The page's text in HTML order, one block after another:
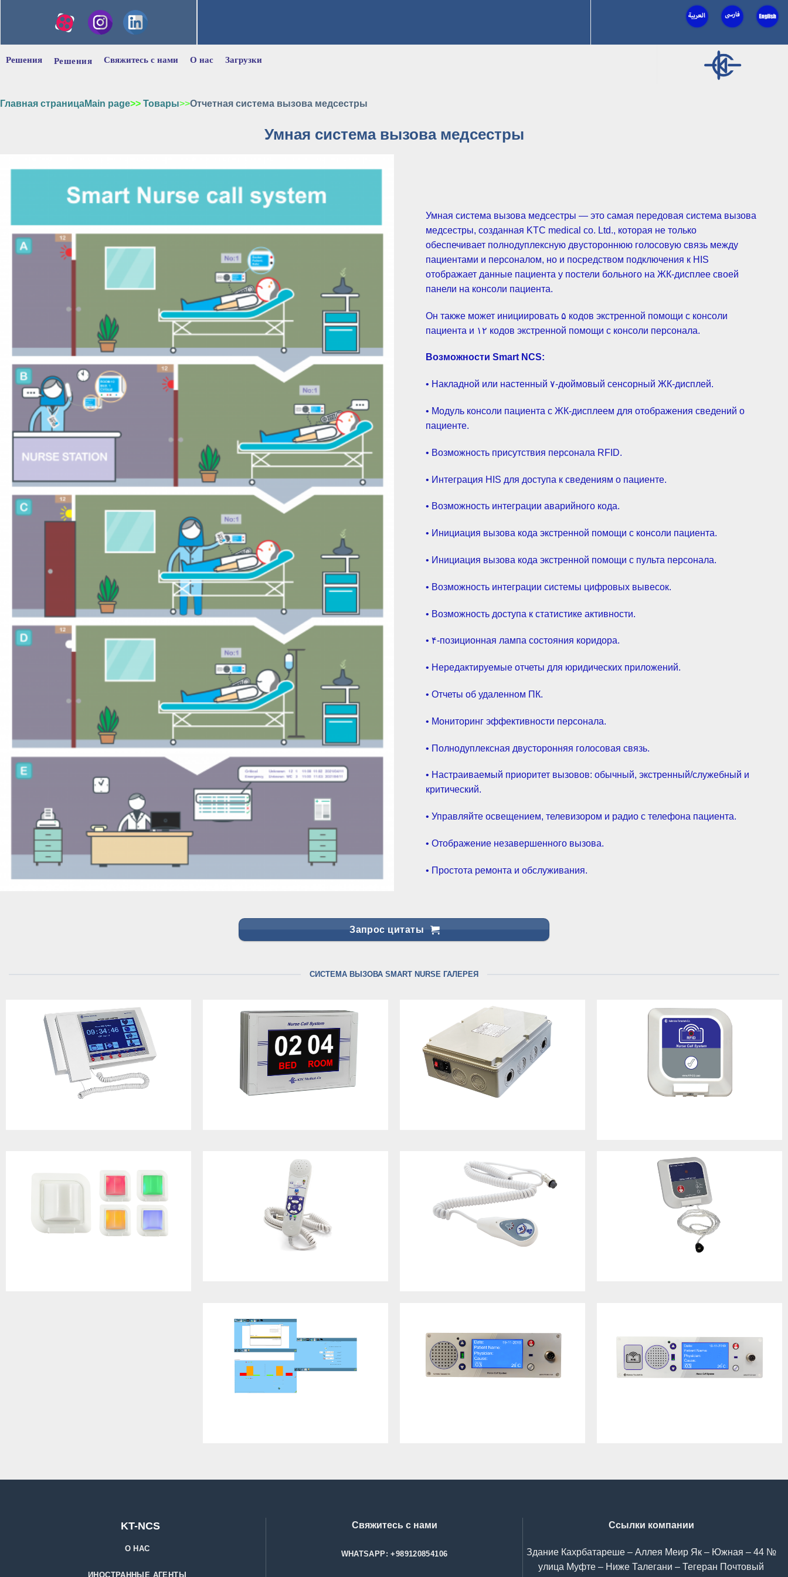
Решения Решения Свяжитесь с нами О нас Загрузки
Главная страницаMain page>> Товары>>Отчетная система вызова медсестры
Умная система вызова медсестры
Умная система вызова медсестры — это самая передовая система вызова
медсестры, созданная KTC medical co. Ltd., которая не только
обеспечивает полнодуплексную двустороннюю голосовую связь между
пациентами и персоналом, но и посредством подключения к HIS
отображает данные пациента у постели больного на ЖК-дисплее своей
панели на консоли пациента.
Он также может инициировать ۵ кодов экстренной помощи с консоли
пациента и ۱۲ кодов экстренной помощи с консоли персонала.
Возможности Smart NCS:
• Накладной или настенный ۷-дюймовый сенсорный ЖК-дисплей.
• Модуль консоли пациента с ЖК-дисплеем для отображения сведений о
пациенте.
• Возможность присутствия персонала RFID.
• Интеграция HIS для доступа к сведениям о пациенте.
• Возможность интеграции аварийного кода.
• Инициация вызова кода экстренной помощи с консоли пациента.
• Инициация вызова кода экстренной помощи с пульта персонала.
• Возможность интеграции системы цифровых вывесок.
• Возможность доступа к статистике активности.
• ۴-позиционная лампа состояния коридора.
• Нередактируемые отчеты для юридических приложений.
• Отчеты об удаленном ПК.
• Мониторинг эффективности персонала.
• Полнодуплексная двусторонняя голосовая связь.
• Настраиваемый приоритет вызовов: обычный, экстренный/служебный и
критический.
• Управляйте освещением, телевизором и радио с телефона пациента.
• Отображение незавершенного вызова.
• Простота ремонта и обслуживания.
Запрос цитаты
СИСТЕМА ВЫЗОВА SMART NURSE ГАЛЕРЕЯ
Ссылки компании
№ 44 – Здание Кахрбатареше – Аллея Меир Як – Южная
улица Муфте – Ниже Талегани – Тегеран Почтовый
Свяжитесь с нами
WHATSAPP: +989120854106
KT-NCS
О НАС
ИНОСТРАННЫЕ АГЕНТЫ